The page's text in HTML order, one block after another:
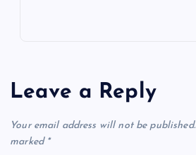
Leave a Reply
Your email address will not be published.
marked *